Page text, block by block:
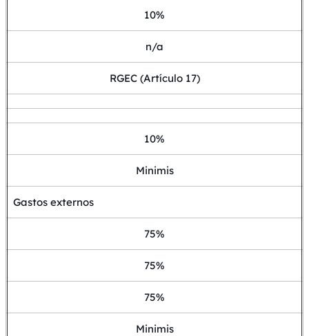
10%
n/a
RGEC (Artículo 17)
10%
Minimis
Gastos externos
75%
75%
75%
Minimis